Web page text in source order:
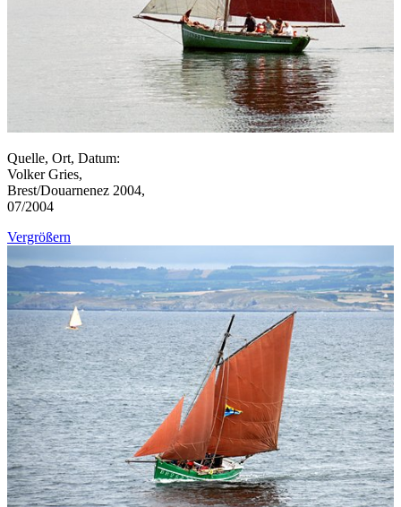
Quelle, Ort, Datum:
Volker Gries,
Brest/Douarnenez 2004,
07/2004
Vergrößern